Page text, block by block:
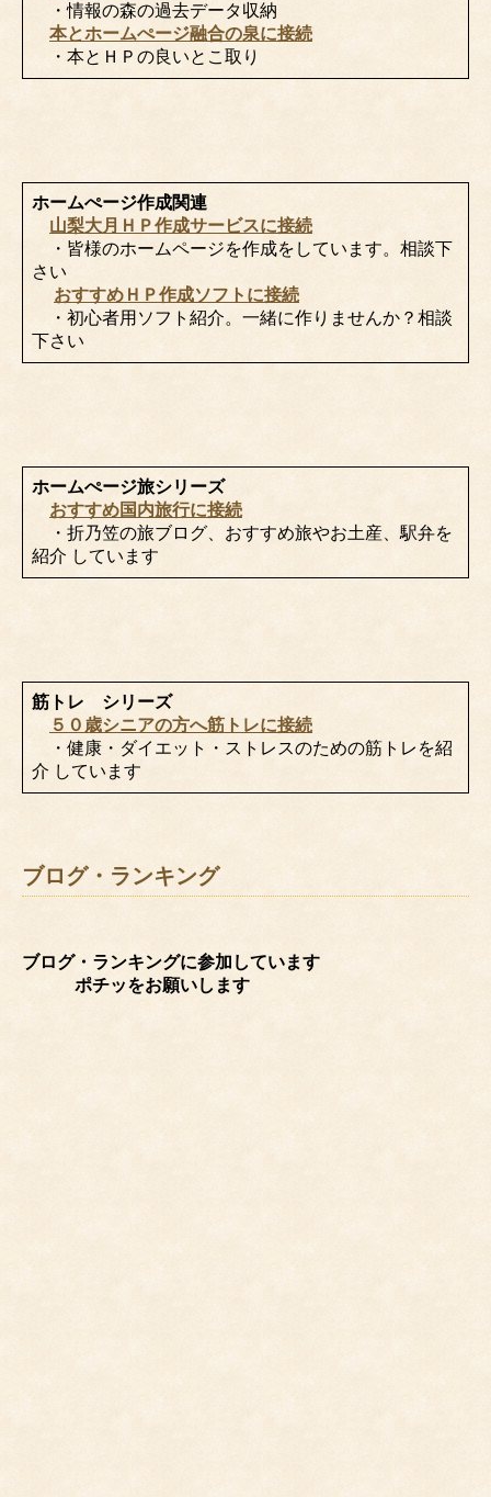
・情報の森の過去データ収納
本とホームぺージ融合の泉に接続
・本とＨＰの良いとこ取り
ホームぺージ作成関連
山梨大月ＨＰ作成サービスに接続
・皆様のホームページを作成をしています。相談下
さい
おすすめＨＰ作成ソフトに接続
・初心者用ソフト紹介。一緒に作りませんか？相談
下さい
ホームぺージ旅シリーズ
おすすめ国内旅行に接続
・折乃笠の旅ブログ、おすすめ旅やお土産、駅弁を
紹介 しています
筋トレ シリーズ
５０歳シニアの方へ筋トレに接続
・健康・ダイエット・ストレスのための筋トレを紹
介 しています
ブログ・ランキング
ブログ・ランキングに参加しています
ポチッをお願いします